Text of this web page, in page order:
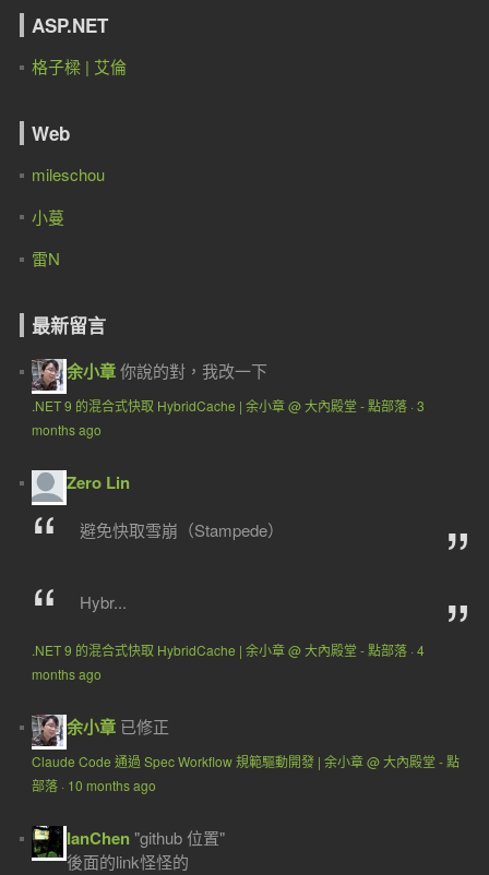
ASP.NET
格子樑 | 艾倫
Web
mileschou
小蔓
雷N
最新留言
余小章你說的對，我改一下
.NET 9 的混合式快取 HybridCache | 余小章 @ 大內殿堂 - 點部落· 3
months ago
Zero Lin
避免快取雪崩（Stampede）
Hybr...
.NET 9 的混合式快取 HybridCache | 余小章 @ 大內殿堂 - 點部落· 4
months ago
余小章 已修正
Claude Code 通過 Spec Workflow 規範驅動開發 | 余小章 @ 大內殿堂 - 點
部落· 10 months ago
IanChen"github 位置"
後面的link怪怪的